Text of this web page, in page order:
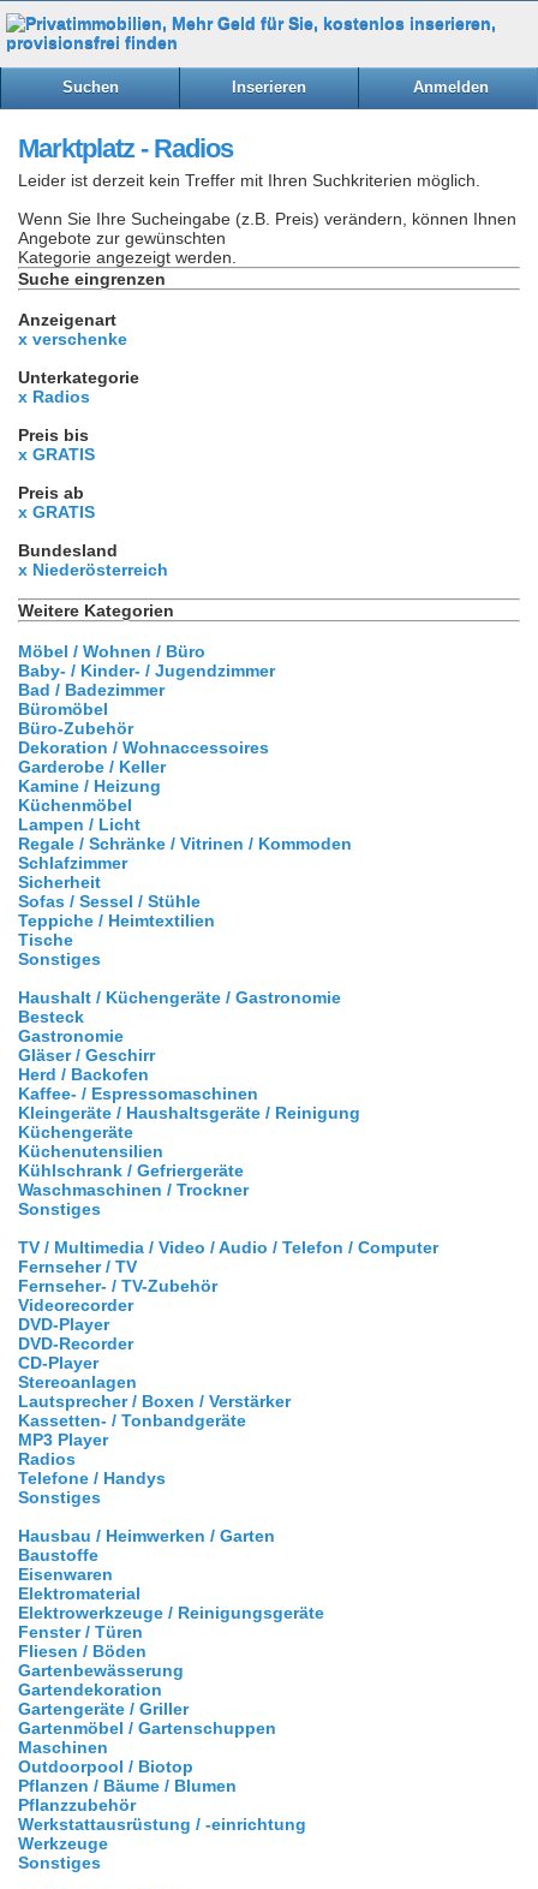
Suchen Inserieren Anmelden
Marktplatz - Radios
Leider ist derzeit kein Treffer mit Ihren Suchkriterien möglich.
Wenn Sie Ihre Sucheingabe (z.B. Preis) verändern, können Ihnen
Angebote zur gewünschten
Kategorie angezeigt werden.
Suche eingrenzen
Anzeigenart
x verschenke
Unterkategorie
x Radios
Preis bis
x GRATIS
Preis ab
x GRATIS
Bundesland
x Niederösterreich
Weitere Kategorien
Möbel / Wohnen / Büro
Baby- / Kinder- / Jugendzimmer
Bad / Badezimmer
Büromöbel
Büro-Zubehör
Dekoration / Wohnaccessoires
Garderobe / Keller
Kamine / Heizung
Küchenmöbel
Lampen / Licht
Regale / Schränke / Vitrinen / Kommoden
Schlafzimmer
Sicherheit
Sofas / Sessel / Stühle
Teppiche / Heimtextilien
Tische
Sonstiges
Haushalt / Küchengeräte / Gastronomie
Besteck
Gastronomie
Gläser / Geschirr
Herd / Backofen
Kaffee- / Espressomaschinen
Kleingeräte / Haushaltsgeräte / Reinigung
Küchengeräte
Küchenutensilien
Kühlschrank / Gefriergeräte
Waschmaschinen / Trockner
Sonstiges
TV / Multimedia / Video / Audio / Telefon / Computer
Fernseher / TV
Fernseher- / TV-Zubehör
Videorecorder
DVD-Player
DVD-Recorder
CD-Player
Stereoanlagen
Lautsprecher / Boxen / Verstärker
Kassetten- / Tonbandgeräte
MP3 Player
Radios
Telefone / Handys
Sonstiges
Hausbau / Heimwerken / Garten
Baustoffe
Eisenwaren
Elektromaterial
Elektrowerkzeuge / Reinigungsgeräte
Fenster / Türen
Fliesen / Böden
Gartenbewässerung
Gartendekoration
Gartengeräte / Griller
Gartenmöbel / Gartenschuppen
Maschinen
Outdoorpool / Biotop
Pflanzen / Bäume / Blumen
Pflanzzubehör
Werkstattausrüstung / -einrichtung
Werkzeuge
Sonstiges